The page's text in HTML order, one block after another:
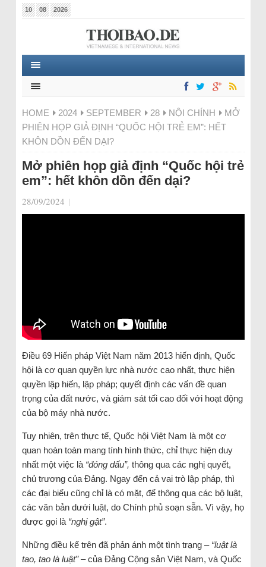
10 08 2026
HOME 2024 SEPTEMBER 28 NỘI CHÍNH
MỞ
PHIÊN HỌP GIẢ ĐỊNH “QUỐC HỘI TRẺ EM”: HẾT
KHÔN DỒN ĐẾN DẠI?
Mở phiên họp giả định “Quốc hội trẻ
em”: hết khôn dồn đến dại?
28/09/2024 |
Điều 69 Hiến pháp Việt Nam năm 2013 hiến định, Quốc
hội là cơ quan quyền lực nhà nước cao nhất, thực hiện
quyền lập hiến, lập pháp; quyết định các vấn đề quan
trọng của đất nước, và giám sát tối cao đối với hoạt động
của bộ máy nhà nước.
Tuy nhiên, trên thực tế, Quốc hội Việt Nam là một cơ
quan hoàn toàn mang tính hình thức, chỉ thực hiện duy
nhất một việc là “đóng dấu”, thông qua các nghị quyết,
chủ trương của Đảng. Ngay đến cả vai trò lập pháp, thì
các đại biểu cũng chỉ là có mặt, để thông qua các bộ luật,
các văn bản dưới luật, do Chính phủ soạn sẵn. Vì vậy, họ
được gọi là “nghị gật”.
Những điều kể trên đã phản ánh một tình trạng – “luật là
tao, tao là luật” –của Đảng Cộng sản Việt Nam, và Quốc